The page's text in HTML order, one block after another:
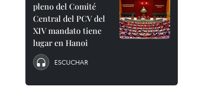
pleno del Comité
Central del PCV del
XIV mandato tiene
lugar en Hanoi
ESCUCHAR